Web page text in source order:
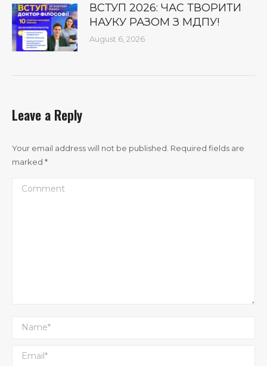
ВСТУП 2026: ЧАС ТВОРИТИ
НАУКУ РАЗОМ З МДПУ!
August 6, 2026
Leave a Reply
Your email address will not be published. Required fields are
marked *
Comment
Name *
Email *